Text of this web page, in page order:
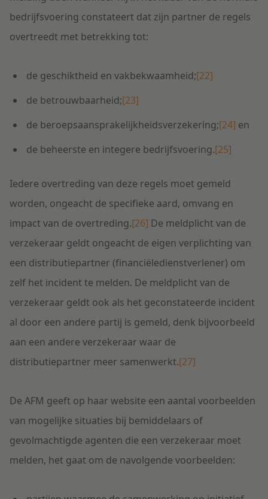
bedrijfsvoering constateert dat zijn partner de regels
overtreedt met betrekking tot:
de geschiktheid en vakbekwaamheid;[22]
de betrouwbaarheid;[23]
de beroepsaansprakelijkheidsverzekering;[24] en
de beheerste en integere bedrijfsvoering.[25]
Iedere overtreding van deze regels moet gemeld
worden, ongeacht de specifieke aard, omvang en
impact van de overtreding.[26] De meldplicht van de
verzekeraar geldt ongeacht de eigen verplichting van
een distributiepartner (financiëledienstverlener) om
zelf het incident te melden. De meldplicht van de
verzekeraar geldt ook als het geconstateerde incident
al door een andere partij is gemeld, denk bijvoorbeeld
aan een andere verzekeraar waar de
distributiepartner meer samenwerkt.[27]
De AFM geeft op haar website een aantal voorbeelden
van mogelijke situaties bij bemiddelaars of
gevolmachtigde agenten die een verzekeraar moet
melden, het gaat om de navolgende voorbeelden: